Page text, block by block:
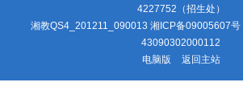
4227752（招生处）
湘教QS4_201211_090013 湘ICP备09005607号
43090302000112
电脑版
返回主站